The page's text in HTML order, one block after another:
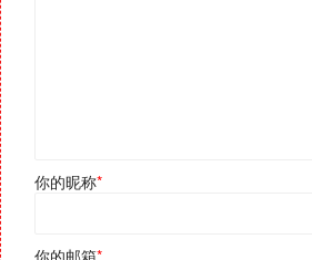
你的昵称*
你的邮箱*